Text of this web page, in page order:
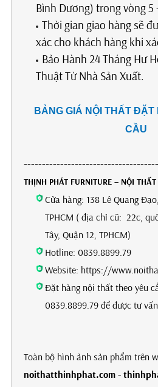
Bình Dương) trong vòng 5
Thời gian giao hàng sẽ
xác cho khách hàng khi
Bảo Hành 24 Tháng Hư
Thuật Từ Nhà Sản Xuất.
BẢNG GIÁ NỘI THẤT ĐẶT
CẦU
THỊNH PHÁT FURNITURE – NỘI
Cửa hàng: 138 Lê Quang
TPHCM ( địa chỉ cũ: 22c,
Tây, Quận 12, TPHCM)
Hotline: 0839.8899.79
Website: https://
Đặt hàng nội thất theo yêu
0839.8899.79 để được tư vấn
Toàn bộ hình ảnh sản phẩm trên
noithatthinhphat.com -